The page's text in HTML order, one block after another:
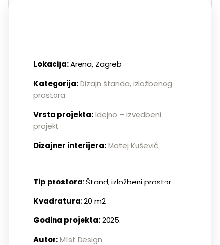
Lokacija:Arena, Zagreb
Kategorija:Dizajn štanda, izložbenog
prostora
Vrsta projekta:Idejno – izvedbeni
projekt
Dizajner interijera:Matej Kušević
Tip prostora:Štand, izložbeni prostor
Kvadratura:20 m2
Godina projekta:2025.
Autor:M1st Design